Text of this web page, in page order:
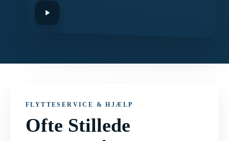
FLYTTESERVICE & HJÆLP
Ofte Stillede